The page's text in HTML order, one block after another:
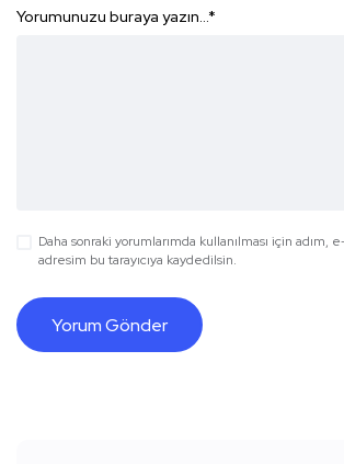
Yorumunuzu buraya yazın...*
Daha sonraki yorumlarımda kullanılması için adım,
adresim bu tarayıcıya kaydedilsin.